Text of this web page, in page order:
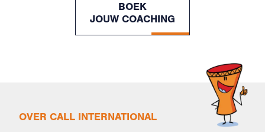
BOEK
JOUW COACHING
OVER CALL INTERNATIONAL